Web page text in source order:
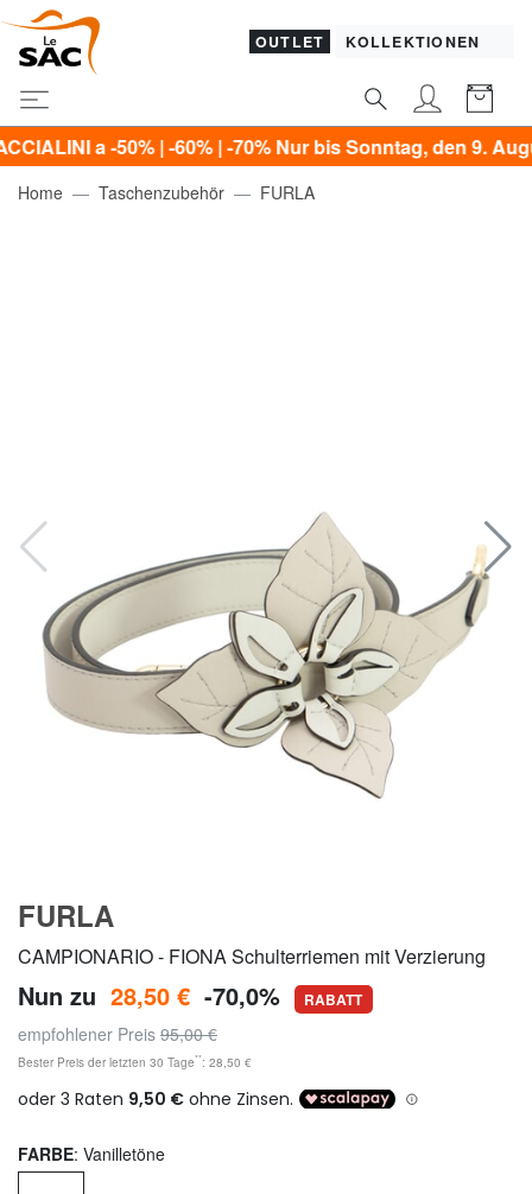
OUTLET KOLLEKTIONEN
a -50% | -60% | -70% Nur bis Sonntag, den 9. August!*
Home Taschenzubehör FURLA
FURLA
CAMPIONARIO - FIONA Schulterriemen mit Verzierung
Nun zu 28,50 € -70,0% RABATT
empfohlener Preis 95,00 €
Bester Preis der letzten 30 Tage**: 28,50 €
FARBE: Vanilletöne